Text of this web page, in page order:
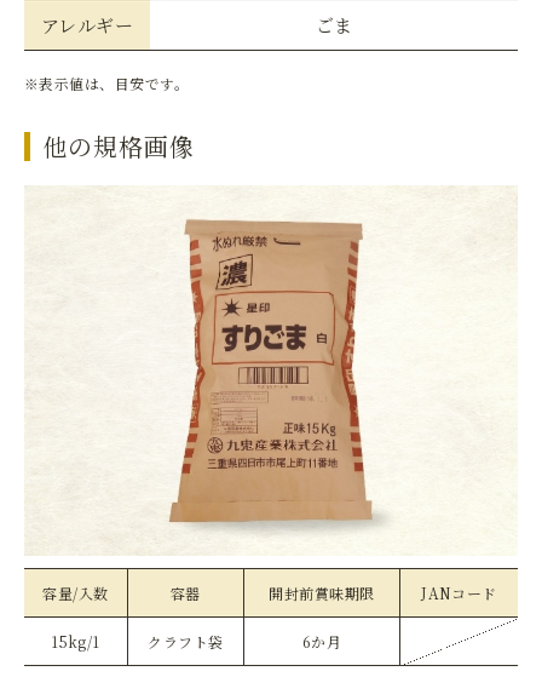
アレルギー
ごま
※表示値は、目安です。
他の規格画像
容量/入数 容器 開封前賞味期限 JANコード
15kg/1 クラフト袋 6か月